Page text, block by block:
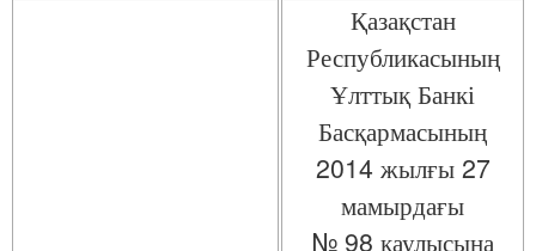
Қазақстан
Республикасының
Ұлттық Банкі
Басқармасының
2014 жылғы 27
мамырдағы
№ 98 қаулысына